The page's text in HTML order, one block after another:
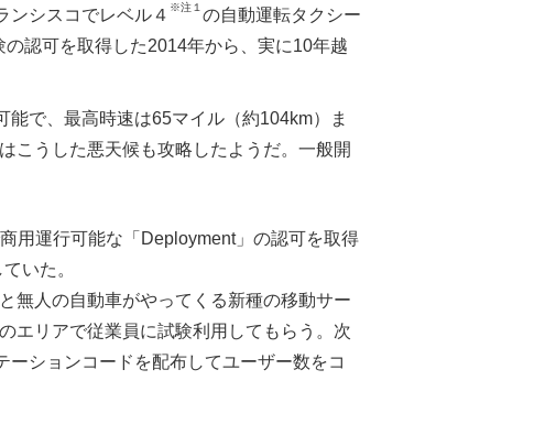
ンシスコでレベル４ ※注１ の自動運転タクシー
認可を取得した2014年から、実に10年越
で、最高時速は65マイル（約104km）ま
こうした悪天候も攻略したようだ。一般開
用運行可能な「Deployment」の認可を取得
いた。
無人の自動車がやってくる新種の移動サー
エリアで従業員に試験利用してもらう。次
ションコードを配布してユーザー数をコ